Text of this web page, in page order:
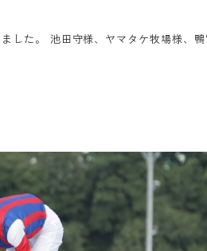
した。 池田守様、ヤマタケ牧場様、